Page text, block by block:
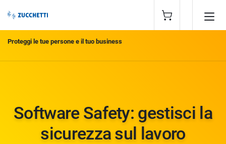
Proteggi le tue persone e il tuo business
Software Safety: gestisci la
sicurezza sul lavoro